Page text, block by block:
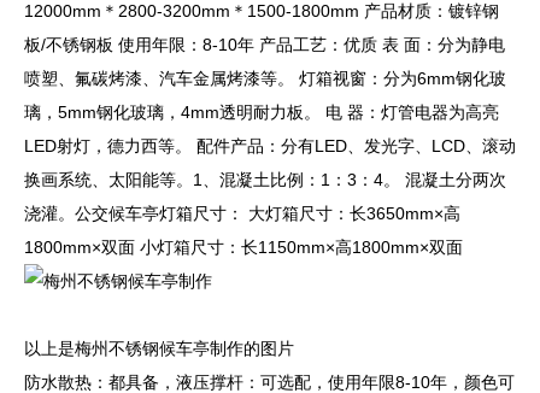
12000mm＊2800-3200mm＊1500-1800mm 产品材质：镀锌钢
板/不锈钢板 使用年限：8-10年 产品工艺：优质 表 面：分为静电
喷塑、氟碳烤漆、汽车金属烤漆等。 灯箱视窗：分为6mm钢化玻
璃，5mm钢化玻璃，4mm透明耐力板。 电 器：灯管电器为高亮
LED射灯，德力西等。 配件产品：分有LED、发光字、LCD、滚动
换画系统、太阳能等。1、混凝土比例：1：3：4。 混凝土分两次
浇灌。公交候车亭灯箱尺寸： 大灯箱尺寸：长3650mm×高
1800mm×双面 小灯箱尺寸：长1150mm×高1800mm×双面
以上是梅州不锈钢候车亭制作的图片
防水散热：都具备，液压撑杆：可选配，使用年限8-10年，颜色可